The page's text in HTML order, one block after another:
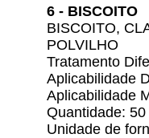
6 - BISCOITO
BISCOITO,
POLVILHO
Tratamento
Aplicabilidade
Aplicabilidade
Quantidade: 50
Unidade de